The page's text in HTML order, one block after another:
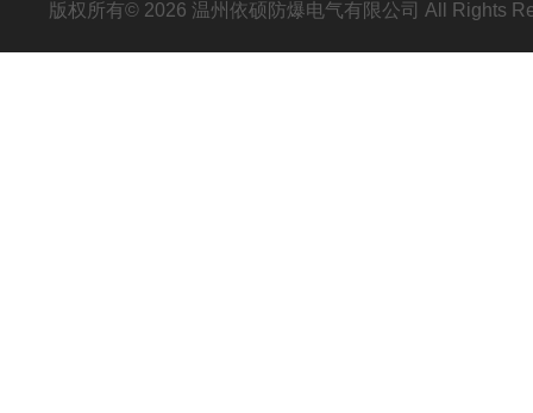
版权所有© 2026 温州依硕防爆电气有限公司 All Rights